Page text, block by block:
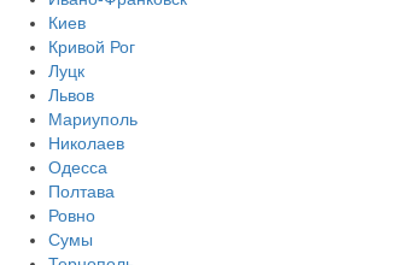
Киев
Кривой Рог
Луцк
Львов
Мариуполь
Николаев
Одесса
Полтава
Ровно
Сумы